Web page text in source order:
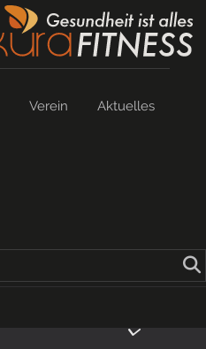
Verein Aktuelles